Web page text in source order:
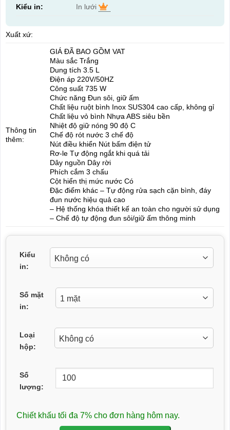
Kiểu in: In lưới
Xuất xứ:
Thông tin
thêm:
GIÁ ĐÃ BAO GỒM VAT
Màu sắc Trắng
Dung tích 3.5 L
Điện áp 220V/50HZ
Công suất 735 W
Chức năng Đun sôi, giữ ấm
Chất liệu ruột bình Inox SUS304 cao cấp, không gỉ
Chất liệu vỏ bình Nhựa ABS siêu bền
Nhiệt độ giữ nóng 90 độ C
Chế độ rót nước 3 chế độ
Nút điều khiển Nút bấm điện tử
Rơ-le Tự động ngắt khi quá tải
Dây nguồn Dây rời
Phích cắm 3 chấu
Cột hiển thị mức nước Có
Đặc điểm khác – Tự động rửa sạch cặn bình, đáy
đun nước hiệu quả cao
– Hệ thống khóa thiết kế an toàn cho người sử dụng
– Chế độ tự động đun sôi/giữ ấm thông minh
Kiểu
in:
Số mặt
in:
Loại
hộp:
Số
lượng:
Chiết khấu tối đa 7% cho đơn hàng hôm nay.